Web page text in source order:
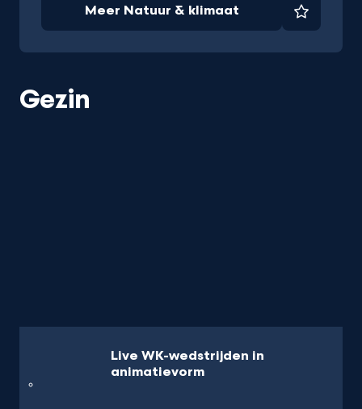
Meer Natuur & klimaat Favoriet
Gezin
Live WK-wedstrijden in
animatievorm